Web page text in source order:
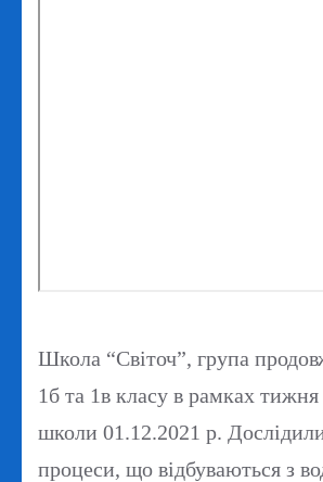
Школа “Світоч”, група
1б та 1в класу в рамках тижня
школи 01.12.2021 р.
процеси, що відбуваються з